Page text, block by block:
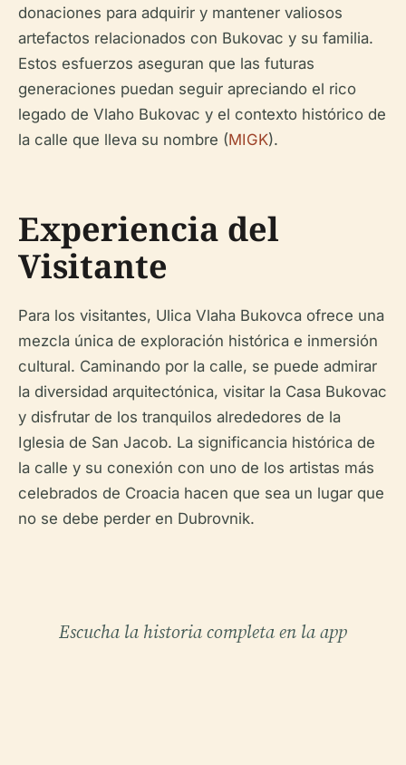
donaciones para adquirir y mantener valiosos
artefactos relacionados con Bukovac y su familia.
Estos esfuerzos aseguran que las futuras
generaciones puedan seguir apreciando el rico
legado de Vlaho Bukovac y el contexto histórico de
la calle que lleva su nombre (MIGK).
Experiencia del
Visitante
Para los visitantes, Ulica Vlaha Bukovca ofrece una
mezcla única de exploración histórica e inmersión
cultural. Caminando por la calle, se puede admirar
la diversidad arquitectónica, visitar la Casa Bukovac
y disfrutar de los tranquilos alrededores de la
Iglesia de San Jacob. La significancia histórica de
la calle y su conexión con uno de los artistas más
celebrados de Croacia hacen que sea un lugar que
no se debe perder en Dubrovnik.
Escucha la historia completa en la app